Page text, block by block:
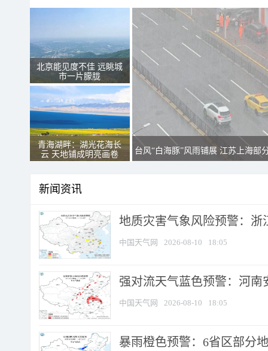
北京能见度不佳 远眺城
市一片朦胧
青海湖畔：湖光花海长
云 天地铺成明亮画卷
台风“白海豚”风雨铺展 江苏上海部
新闻资讯
地质灾害气象风险预警：浙
中国天气网 2026-08-10 18:05
强对流天气蓝色预警：河南
中国天气网 2026-08-10 18:05
暴雨橙色预警：6省区部分